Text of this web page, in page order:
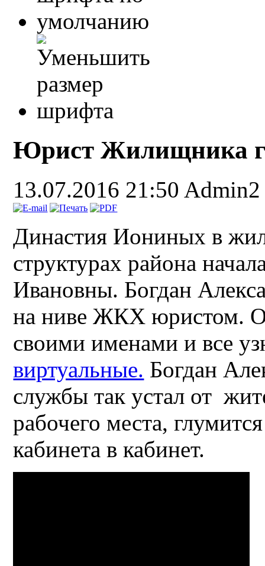
Юрист Жилищника
13.07.2016 21:50 Admin2
Династия Иониных в
структурах района
Ивановны. Богдан
на ниве ЖКХ юристом.
своими именами и все
виртуальные. Богдан
службы так устал от
рабочего места,
кабинета в кабинет.